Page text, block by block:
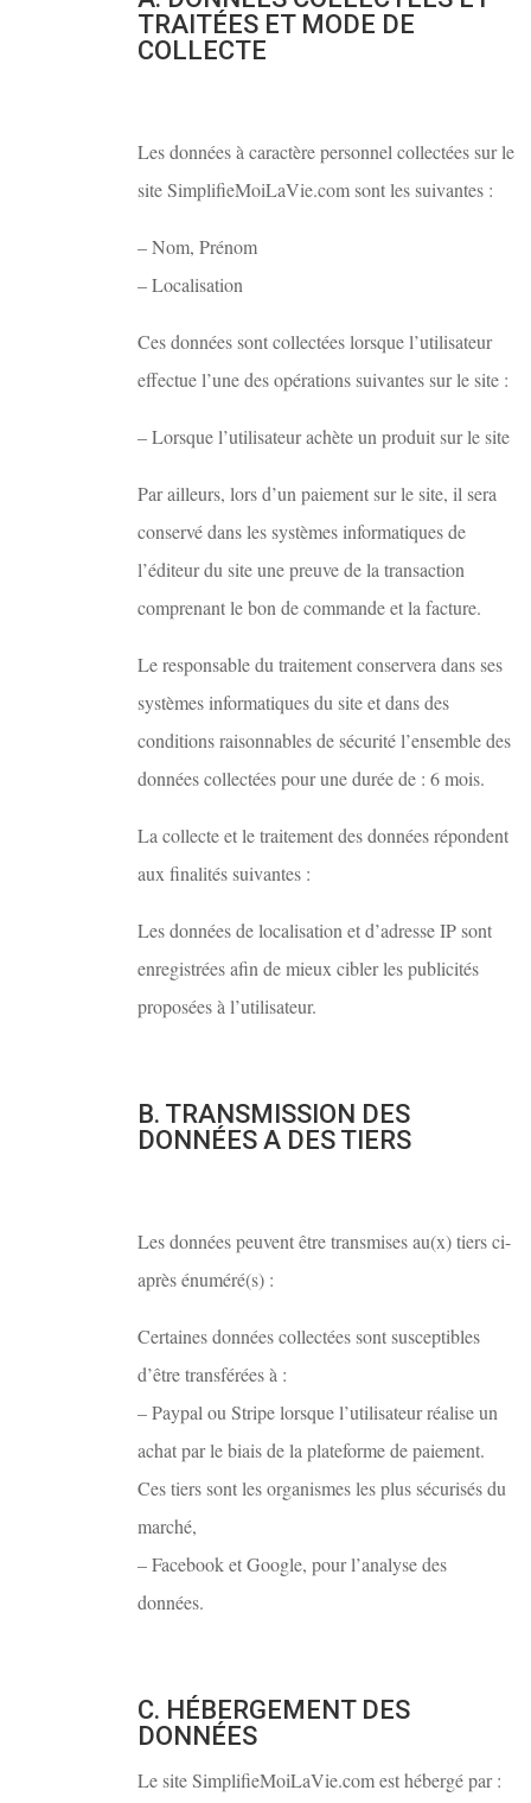
TRAITÉES ET MODE DE
COLLECTE
Les données à caractère personnel collectées sur le
site SimplifieMoiLaVie.com sont les suivantes :
– Nom, Prénom
– Localisation
Ces données sont collectées lorsque l’utilisateur
effectue l’une des opérations suivantes sur le site :
– Lorsque l’utilisateur achète un produit sur le site
Par ailleurs, lors d’un paiement sur le site, il sera
conservé dans les systèmes informatiques de
l’éditeur du site une preuve de la transaction
comprenant le bon de commande et la facture.
Le responsable du traitement conservera dans ses
systèmes informatiques du site et dans des
conditions raisonnables de sécurité l’ensemble des
données collectées pour une durée de : 6 mois.
La collecte et le traitement des données répondent
aux finalités suivantes :
Les données de localisation et d’adresse IP sont
enregistrées afin de mieux cibler les publicités
proposées à l’utilisateur.
B. TRANSMISSION DES
DONNÉES A DES TIERS
Les données peuvent être transmises au(x) tiers ci-
après énuméré(s) :
Certaines données collectées sont susceptibles
d’être transférées à :
– Paypal ou Stripe lorsque l’utilisateur réalise un
achat par le biais de la plateforme de paiement.
Ces tiers sont les organismes les plus sécurisés du
marché,
– Facebook et Google, pour l’analyse des
données.
C. HÉBERGEMENT DES
DONNÉES
Le site SimplifieMoiLaVie.com est hébergé par :